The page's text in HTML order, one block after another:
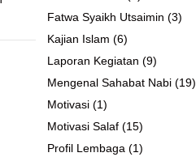
Fatwa Syaikh Utsaimin (3)
Kajian Islam (6)
Laporan Kegiatan (9)
Mengenal Sahabat Nabi (19)
Motivasi (1)
Motivasi Salaf (15)
Profil Lembaga (1)